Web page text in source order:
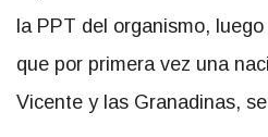
la PPT del organismo,
que por primera vez una
Vicente y las Granadinas,